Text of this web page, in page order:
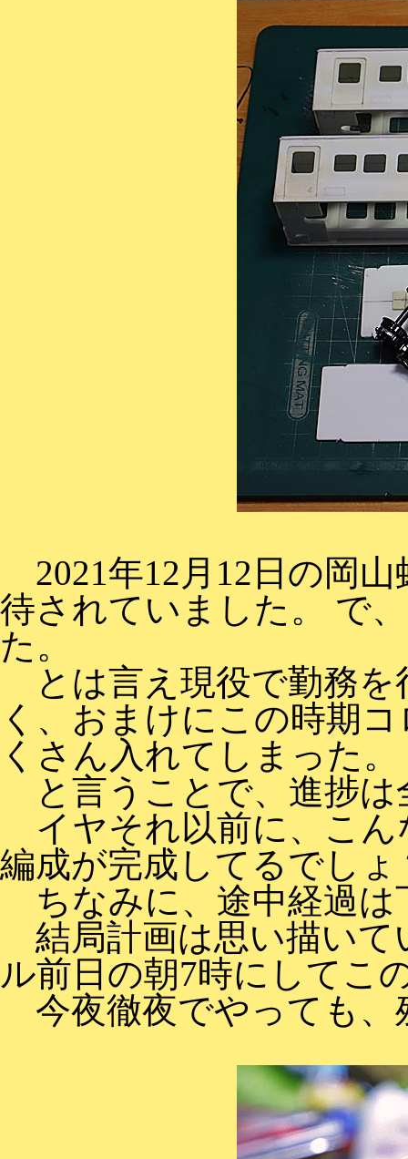
2021年12月12日の岡
待されていました。 で
た。
とは言え現役で勤務を
く、おまけにこの時期
くさん入れてしまった。
と言うことで、進捗は
イヤそれ以前に、こん
編成が完成してるでし
ちなみに、途中経過は
結局計画は思い描いて
ル前日の朝7時にしてこ
今夜徹夜でやっても、